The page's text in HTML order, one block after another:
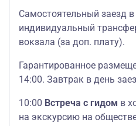
Самостоятельный заезд в
индивидуальный
вокзала (за доп. плату).
Гарантированное
14:00. Завтрак в день
10:00 Встреча с гидом в
на экскурсию на